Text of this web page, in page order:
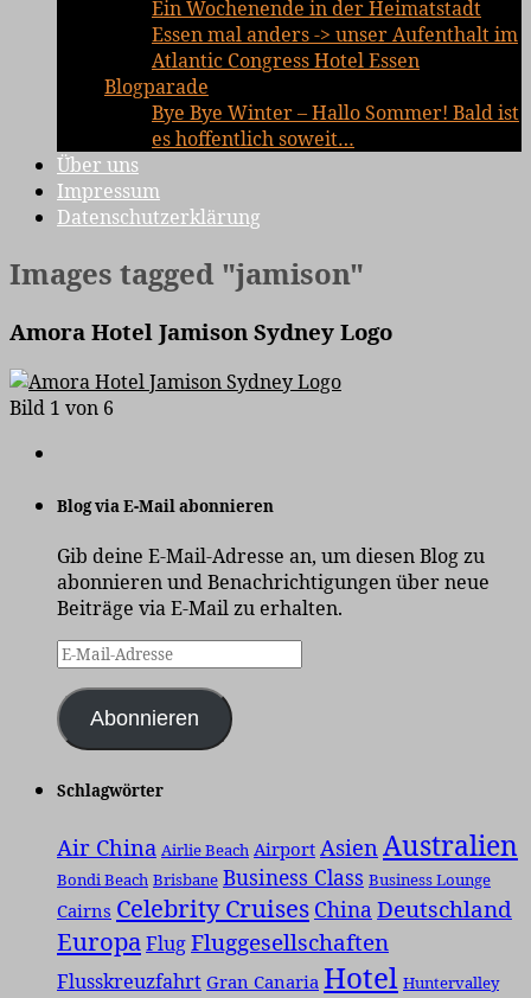
Ein Wochenende in der Heimatstadt
Essen mal anders -> unser Aufenthalt im
Atlantic Congress Hotel Essen
Blogparade
Bye Bye Winter – Hallo Sommer! Bald ist
es hoffentlich soweit…
Über uns
Impressum
Datenschutzerklärung
Images tagged "jamison"
Amora Hotel Jamison Sydney Logo
Bild 1 von 6
Blog via E-Mail abonnieren
Gib deine E-Mail-Adresse an, um diesen Blog zu
abonnieren und Benachrichtigungen über neue
Beiträge via E-Mail zu erhalten.
E-
Adresse
Abonnieren
Schlagwörter
Air China Airlie Beach Airport AsienAustralien
Bondi Beach Brisbane Business Class Business Lounge
Cairns Celebrity Cruises China Deutschland
EuropaFlugFluggesellschaften
Flusskreuzfahrt Gran Canaria Hotel Huntervalley